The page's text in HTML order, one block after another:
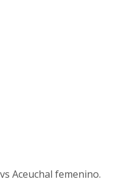
Aceuchal femenino.